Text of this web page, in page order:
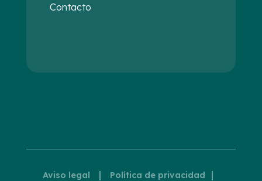
Contacto
Aviso legal | Política de privacidad |